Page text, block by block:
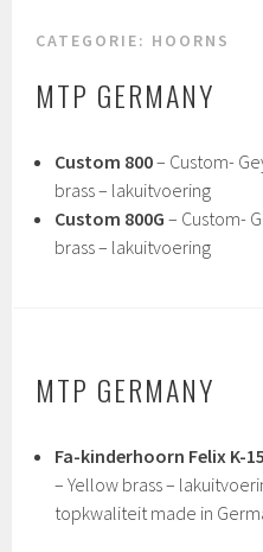
CATEGORIE: HOORNS
MTP GERMANY
Custom 800– Custom-
brass – lakuitvoering
Custom 800G– Custom-
brass – lakuitvoering
MTP GERMANY
Fa-kinderhoorn Felix K-
– Yellow brass –
topkwaliteit made in